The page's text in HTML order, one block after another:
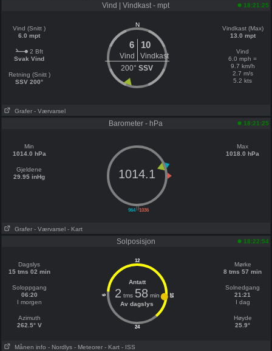
Vind | Vindkast - mpt 18:21:25
Vind (Snitt )
6.0 mpt
2 Bft
Svak Vind
Retning (Snitt )
SSV 200°
N
6 10
Vind
Vindkast
200°SSV
Vindkast (Max)
13.0 mpt
Vind
6.0 mph =
9.7 km/h
2.7 m/s
5.2 kts
Grafer - Værvarsel
Barometer - hPa 18:21:25
Min
1014.0 hPa
Gjeldene
29.95 inHg
||
964 1036
1014.1
Max
1018.0 hPa
Grafer - Værvarsel - Kart
Solposisjon 18:22:54
Dagslys
15 tms 02 min
Soloppgang
06:20
I morgen
Azimuth
262.5° V
12
24
6 18
Antatt
2 tms 58min
Av dagslys
Mørke
8 tms 57 min
Solnedgang
21:21
I dag
Høyde
25.9°
Månen info - Nordlys - Meteorer - Kart - ISS